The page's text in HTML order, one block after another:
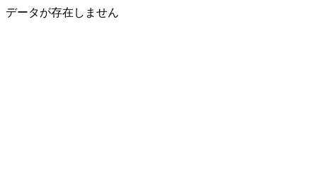
データが存在しません